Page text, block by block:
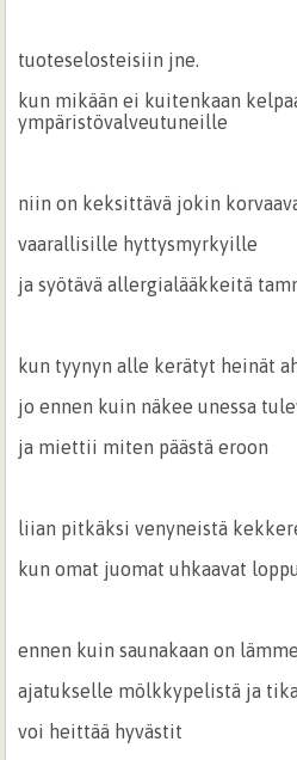
tuoteselosteisiin jne.
kun mikään ei kuitenkaan
ympäristövalveutuneille
niin on keksittävä jokin
vaarallisille hyttysmyrkyille
ja syötävä allergialääkkeitä
kun tyynyn alle kerätyt heinät
jo ennen kuin näkee unessa
ja miettii miten päästä eroon
liian pitkäksi venyneistä
kun omat juomat uhkaavat
ennen kuin saunakaan on
ajatukselle mölkkypelistä ja
voi heittää hyvästit